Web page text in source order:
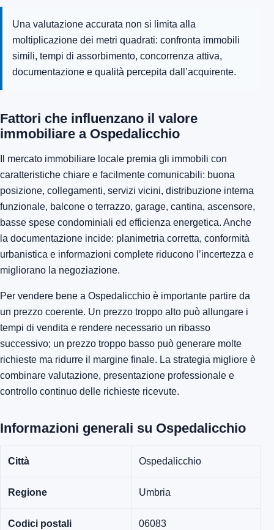
Una valutazione accurata non si limita alla
moltiplicazione dei metri quadrati: confronta immobili
simili, tempi di assorbimento, concorrenza attiva,
documentazione e qualità percepita dall’acquirente.
Fattori che influenzano il valore
immobiliare a Ospedalicchio
Il mercato immobiliare locale premia gli immobili con
caratteristiche chiare e facilmente comunicabili: buona
posizione, collegamenti, servizi vicini, distribuzione interna
funzionale, balcone o terrazzo, garage, cantina, ascensore,
basse spese condominiali ed efficienza energetica. Anche
la documentazione incide: planimetria corretta, conformità
urbanistica e informazioni complete riducono l’incertezza e
migliorano la negoziazione.
Per vendere bene a Ospedalicchio è importante partire da
un prezzo coerente. Un prezzo troppo alto può allungare i
tempi di vendita e rendere necessario un ribasso
successivo; un prezzo troppo basso può generare molte
richieste ma ridurre il margine finale. La strategia migliore è
combinare valutazione, presentazione professionale e
controllo continuo delle richieste ricevute.
Informazioni generali su Ospedalicchio
Città Ospedalicchio
Regione Umbria
Codici postali 06083